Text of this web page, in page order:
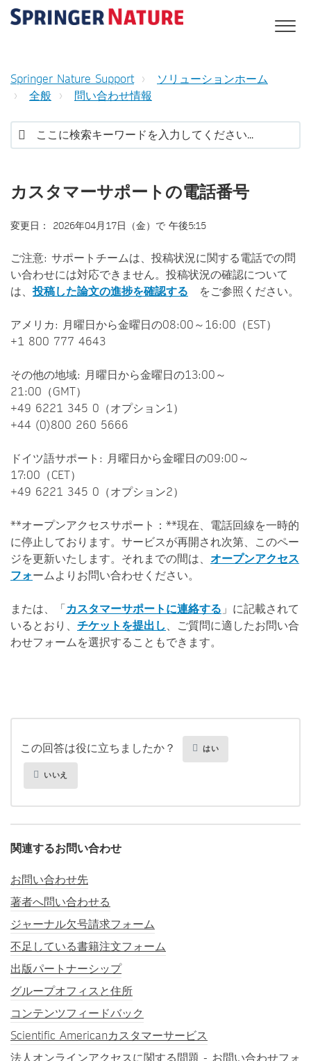
Springer Nature Support
ソリューションホーム
全般
問い合わせ情報
カスタマーサポートの電話番号
変更日： 2026年04月17日（金）で 午後5:15
ご注意: サポートチームは、投稿状況に関する電話での問
い合わせには対応できません。投稿状況の確認について
は、投稿した論文の進捗を確認する をご参照ください。
アメリカ: 月曜日から金曜日の08:00～16:00（EST）
+1 800 777 4643
その他の地域: 月曜日から金曜日の13:00～
21:00（GMT）
+49 6221 345 0（オプション1）
+44 (0)800 260 5666
ドイツ語サポート: 月曜日から金曜日の09:00～
17:00（CET）
+49 6221 345 0（オプション2）
**オープンアクセスサポート：**現在、電話回線を一時的
に停止しております。サービスが再開され次第、このペー
ジを更新いたします。それまでの間は、 オープンアクセス
フォームよりお問い合わせください。
または、「カスタマーサポートに連絡する 」に記載されて
いるとおり、 チケットを提出し、ご質問に適したお問い合
わせフォームを選択することもできます。
この回答は役に立ちましたか？ はい
いいえ
関連するお問い合わせ
お問い合わせ先
著者へ問い合わせる
ジャーナル欠号請求フォーム
不足している書籍注文フォーム
出版パートナーシップ
グループオフィスと住所
コンテンツフィードバック
Scientific Americanカスタマーサービス